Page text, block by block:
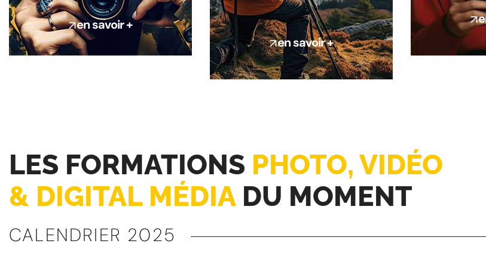
en savoir +
en savoir +
CALENDRIER 2025
LES FORMATIONS PHOTO, VIDÉO
& DIGITAL MÉDIADU MOMENT